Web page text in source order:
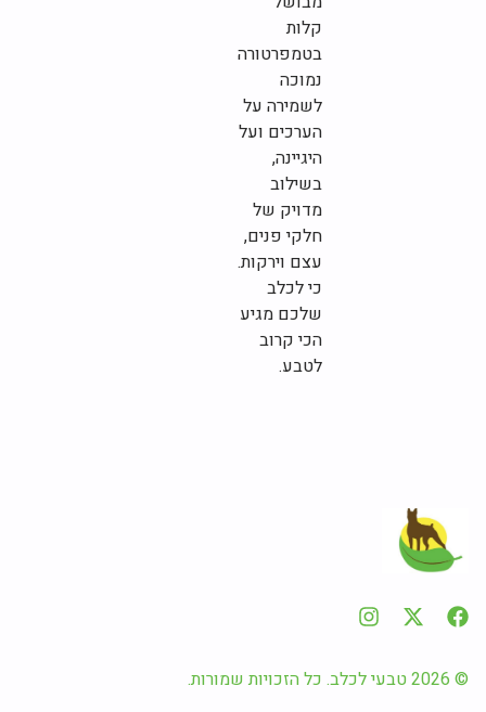
קלות
בטמפרטורה
נמוכה
לשמירה על
הערכים ועל
היגיינה,
בשילוב
מדויק של
חלקי פנים,
עצם וירקות.
כי לכלב
שלכם מגיע
הכי קרוב
לטבע.
© 2026 טבעי לכלב. כל הזכויות שמורות.